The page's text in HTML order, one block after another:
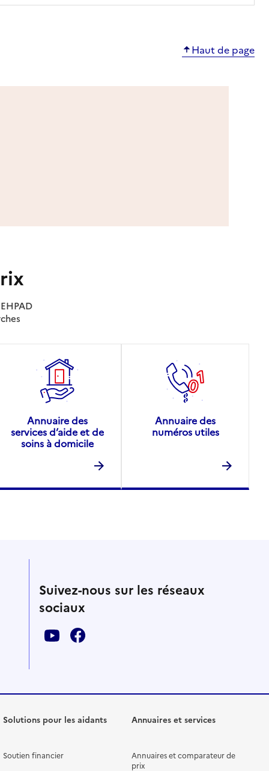
Haut de page
Annuaire des
services d’aide et de
soins à domicile
Annuaire des
numéros utiles
Suivez-nous sur les réseaux
sociaux
Solutions pour les aidants
Soutien financier
Annuaires et services
Annuaires et comparateur de
prix